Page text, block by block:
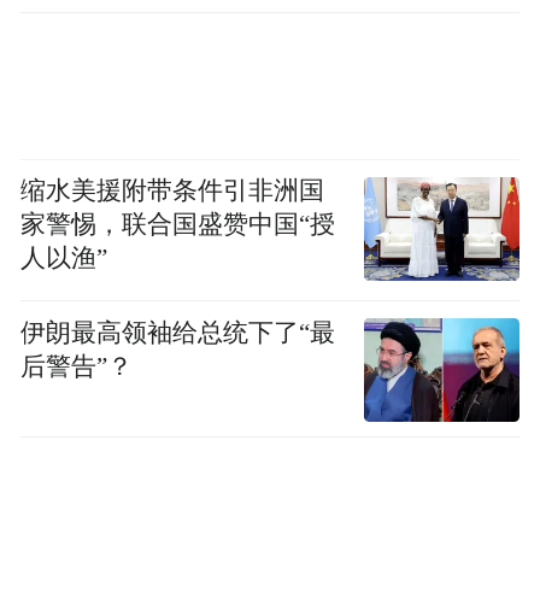
业务投资平台——青岛鲁花天顺能源物流有
限公司。
公开资料显示，鲁花天顺能源物流成立于
2024年7月，注册资本2亿元，持有新疆大明
能源投资有限公司65%的股权。
缩水美援附带条件引非洲国
家警惕，联合国盛赞中国“授
人以渔”
伊朗最高领袖给总统下了“最
后警告”？